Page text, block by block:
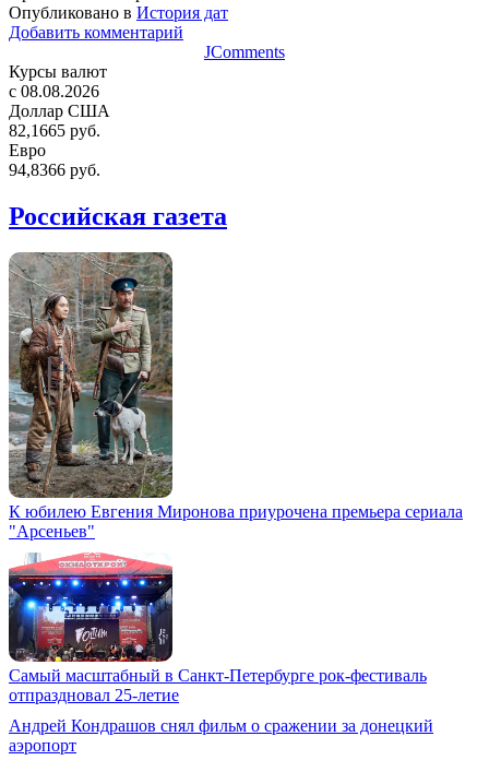
Опубликовано в История дат
Добавить комментарий
JComments
Курсы валют
c 08.08.2026
Доллар США
82,1665 руб.
Евро
94,8366 руб.
Российская газета
К юбилею Евгения Миронова приурочена премьера сериала
"Арсеньев"
Самый масштабный в Санкт-Петербурге рок-фестиваль
отпраздновал 25-летие
Андрей Кондрашов снял фильм о сражении за донецкий
аэропорт